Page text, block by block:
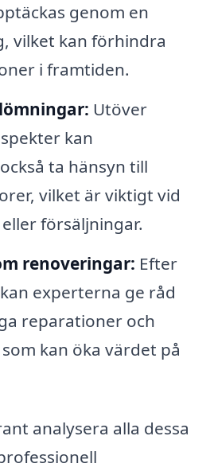
genom en
vilket kan förhindra
i framtiden.
Utöver
kan
ta hänsyn till
vilket är viktigt vid
försäljningar.
renoveringar: Efter
experterna ge råd
reparationer och
kan öka värdet på
analysera alla dessa